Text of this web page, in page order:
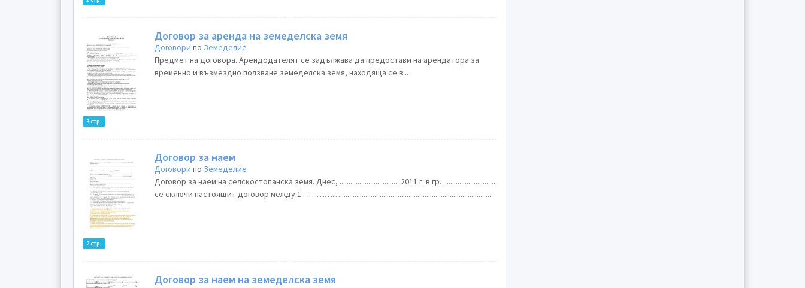
3 стр.
Договор за аренда на земеделска земя
Договори по Земеделие
Предмет на договора. Арендодателят се задължава да предостави на арендатора за
временно и възмездно ползване земеделска земя, находяща се в...
2 стр.
Договор за наем
Договори по Земеделие
Договор за наем на селскостопанска земя. Днес, ................................. 2011 г. в гр. .............................
се сключи настоящит договор между:1……………....................................................................................
Договор за наем на земеделска земя